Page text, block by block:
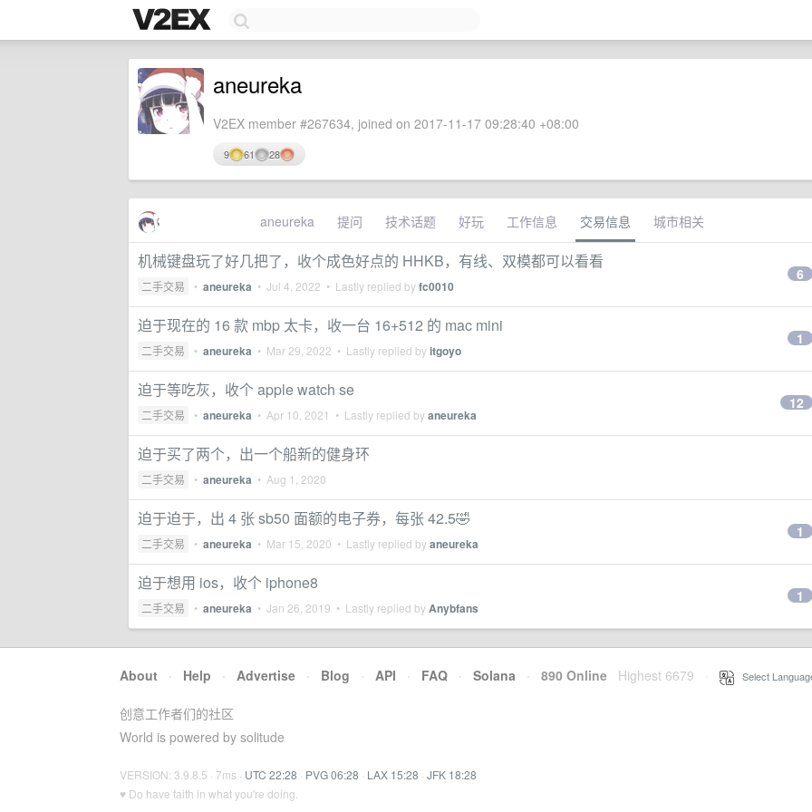
aneureka
V2EX member #267634, joined on 2017-11-17 09:28:40 +08:00
9 61 28
aneureka 提问 技术话题 好玩 工作信息 交易信息 城市相关
机械键盘玩了好几把了，收个成色好点的 HHKB，有线、双模都可以看看
二手交易 • aneureka • Jul 4, 2022 • Lastly replied byfc0010
6
迫于现在的 16 款 mbp 太卡，收一台 16+512 的 mac mini
二手交易 • aneureka • Mar 29, 2022 • Lastly replied byitgoyo
1
迫于等吃灰，收个 apple watch se
二手交易 • aneureka • Apr 10, 2021 • Lastly replied byaneureka
12
迫于买了两个，出一个船新的健身环
二手交易 • aneureka • Aug 1, 2020
迫于迫于，出 4 张 sb50 面额的电子券，每张 42.5🤣
二手交易 • aneureka • Mar 15, 2020 • Lastly replied byaneureka
1
迫于想用 ios，收个 iphone8
二手交易 • aneureka • Jan 26, 2019 • Lastly replied byAnybfans
1
About · Help · Advertise · Blog · API · FAQ · Solana · 890 Online Highest 6679 Select
创意工作者们的社区
World is powered by solitude
VERSION: 3.9.8.5 · 7ms · UTC 22:28 · PVG 06:28 · LAX 15:28 · JFK 18:28
♥ Do have faith in what you're doing.